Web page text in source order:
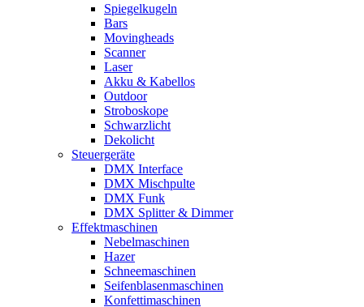
Spiegelkugeln
Bars
Movingheads
Scanner
Laser
Akku & Kabellos
Outdoor
Stroboskope
Schwarzlicht
Dekolicht
Steuergeräte
DMX Interface
DMX Mischpulte
DMX Funk
DMX Splitter & Dimmer
Effektmaschinen
Nebelmaschinen
Hazer
Schneemaschinen
Seifenblasenmaschinen
Konfettimaschinen